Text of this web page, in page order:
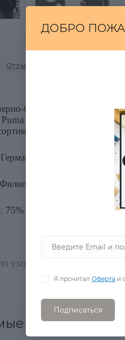
Отзывов
белый свитер Puma на
в наличии на
нашей модной
Германия
75% хлопок, 25%
уходу:
товары
ДОБРО
Я прочитал Оферта и
Подписаться